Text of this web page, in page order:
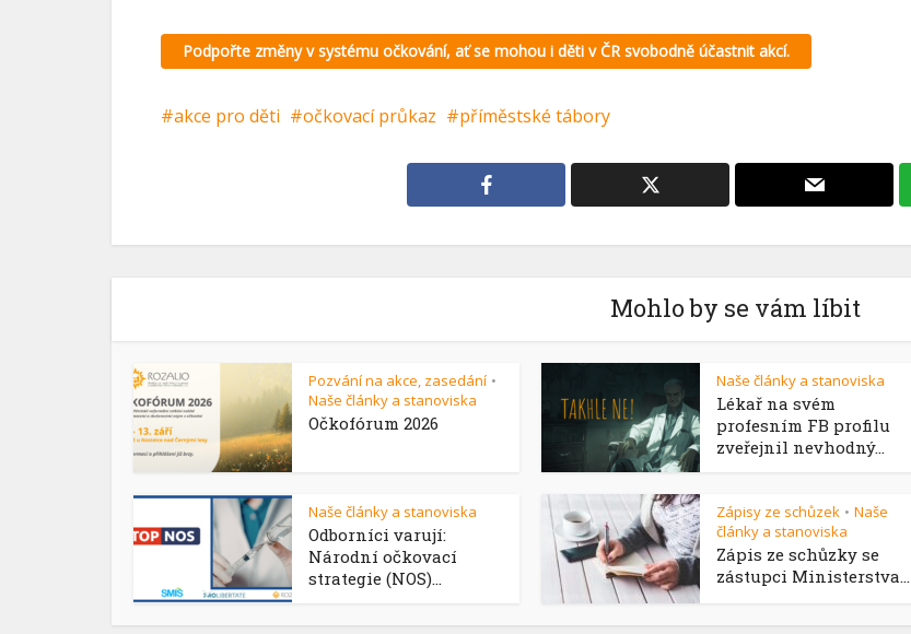
Podpořte změny v systému očkování, ať se mohou i děti v ČR svobodně účastnit akcí.
akce pro děti očkovací průkaz příměstské tábory
Mohlo by se vám líbit
Pozvání na akce, zasedání •
Naše články a stanoviska
Očkofórum 2026
Naše články a stanoviska
Lékař na svém
profesním FB profilu
zveřejnil nevhodný...
Naše články a stanoviska
Odborníci varují:
Národní očkovací
strategie (NOS)...
Zápisy ze schůzek • Naše
články a stanoviska
Zápis ze schůzky se
zástupci Ministerstva...